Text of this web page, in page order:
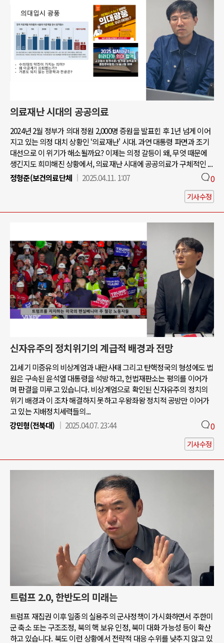
의료재난 시대의 공공의료
2024년 2월 정부가 의대 정원 2,000명 증원을 발표힌 후 1년 넘게 이어
지고 있는 의정 대치 상황인 ‘의료재난' 시대. 과연 대통령 파면과 조기
대선으로 이 위기가 해소될까요? 이제는 의정 갈등이 왜, 무엇 때문에
생긴지도 희미해진 상황에서, 의료재난 시대에 공공의료가 구체적인 ...
정형준(보건의료단체
2025.04.11. 1:07 0
기사수정
신자유주의 정치위기의 계급적 배경과 전망
21세기 미증유의 비상계엄과 내란사태 그리고 탄핵정국의 형성에도 법
원은 구속된 윤석열 대통령을 석방하고, 헌법재판소는 평의를 이어가
며 판결을 미루고 있습니다. 비상계엄으로 확인된 신자유주의 정치의
위기 배경과 이 조차 해결하지 못하고 우왕좌왕 정치적 공방만 이어가
고 있는 지배정치세력들의...
강민형(전북대)
2025.04.07. 23:44 0
기사수정
트럼프 2.0, 한반도의 미래는
트럼프 재집권 이후 일종의 실용주의 군사정책이 가시화하면서 주한미
군 축소 또는 구조조정, 북의 핵 보유 인정, 북미 대화 가능성 등이 확산
하고 있습니다. 북도 이런 상황에서 전략적 대응 수위를 낮추지 않고 있